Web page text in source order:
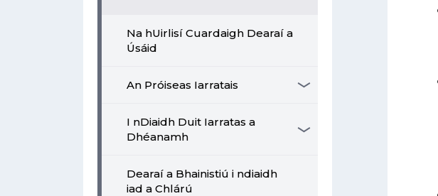
Na hUirlisí Cuardaigh Dearaí a
Úsáid
An Próiseas Iarratais
I nDiaidh Duit Iarratas a
Dhéanamh
Dearaí a Bhainistiú i ndiaidh
iad a Chlárú